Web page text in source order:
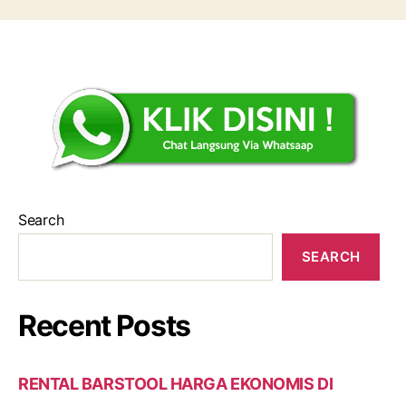
Search
SEARCH
Recent Posts
RENTAL BARSTOOL HARGA EKONOMIS DI